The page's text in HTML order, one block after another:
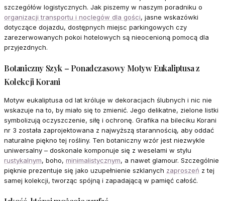
szczegółów logistycznych. Jak piszemy w naszym poradniku o
organizacji transportu i noclegów dla gości, jasne wskazówki
dotyczące dojazdu, dostępnych miejsc parkingowych czy
zarezerwowanych pokoi hotelowych są nieocenioną pomocą dla
przyjezdnych.
Botaniczny Szyk – Ponadczasowy Motyw Eukaliptusa z
Kolekcji Korani
Motyw eukaliptusa od lat króluje w dekoracjach ślubnych i nic nie
wskazuje na to, by miało się to zmienić. Jego delikatne, zielone listki
symbolizują oczyszczenie, siłę i ochronę. Grafika na bileciku Korani
nr 3 została zaprojektowana z najwyższą starannością, aby oddać
naturalne piękno tej rośliny. Ten botaniczny wzór jest niezwykle
uniwersalny – doskonale komponuje się z weselami w stylu
rustykalnym, boho, minimalistycznym, a nawet glamour. Szczególnie
pięknie prezentuje się jako uzupełnienie szklanych zaproszeń z tej
samej kolekcji, tworząc spójną i zapadającą w pamięć całość.